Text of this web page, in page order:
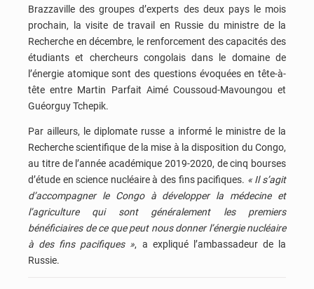
Brazzaville des groupes d’experts des deux pays le mois
prochain, la visite de travail en Russie du ministre de la
Recherche en décembre, le renforcement des capacités des
étudiants et chercheurs congolais dans le domaine de
l’énergie atomique sont des questions évoquées en tête-à-
tête entre Martin Parfait Aimé Coussoud-Mavoungou et
Guéorguy Tchepik.
Par ailleurs, le diplomate russe a informé le ministre de la
Recherche scientifique de la mise à la disposition du Congo,
au titre de l’année académique 2019-2020, de cinq bourses
d’étude en science nucléaire à des fins pacifiques. « Il s’agit
d’accompagner le Congo à développer la médecine et
l’agriculture qui sont généralement les premiers
bénéficiaires de ce que peut nous donner l’énergie nucléaire
à des fins pacifiques », a expliqué l’ambassadeur de la
Russie.